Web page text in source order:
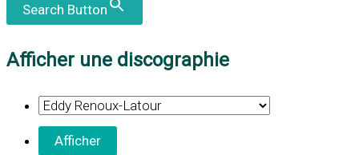
Search Button
Afficher une discographie